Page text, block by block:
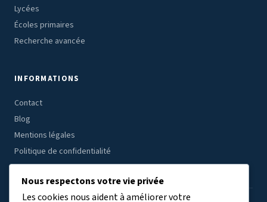
Lycées
Écoles primaires
Recherche avancée
INFORMATIONS
Contact
Blog
Mentions légales
Politique de confidentialité
Nous respectons votre vie privée
Les cookies nous aident à améliorer votre